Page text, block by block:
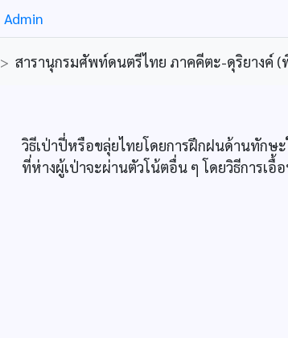
Admin
> สารานุกรมศัพท์ดนตรีไทย ภาคคีตะ-ดุริยางค์
วิธีเป่าปี่หรือขลุ่ยไทยโดยการฝึกฝนด้านทักษะ
ที่ห่างผู้เป่าจะผ่านตัวโน้ตอื่น ๆ โดยวิธีการเอื้